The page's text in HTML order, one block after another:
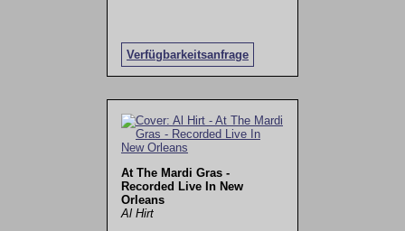
Verfügbarkeitsanfrage
At The Mardi Gras -
Recorded Live In New
Orleans
Al Hirt